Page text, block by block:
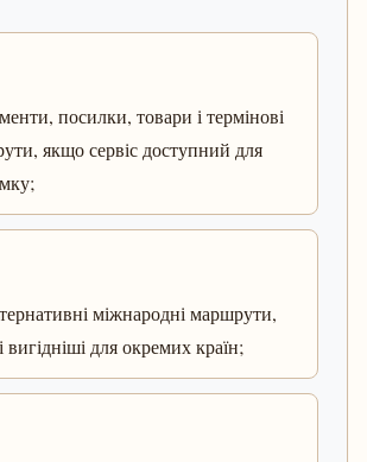
посилки, товари і термінові
якщо сервіс доступний для
міжнародні маршрути,
вигідніші для окремих країн;